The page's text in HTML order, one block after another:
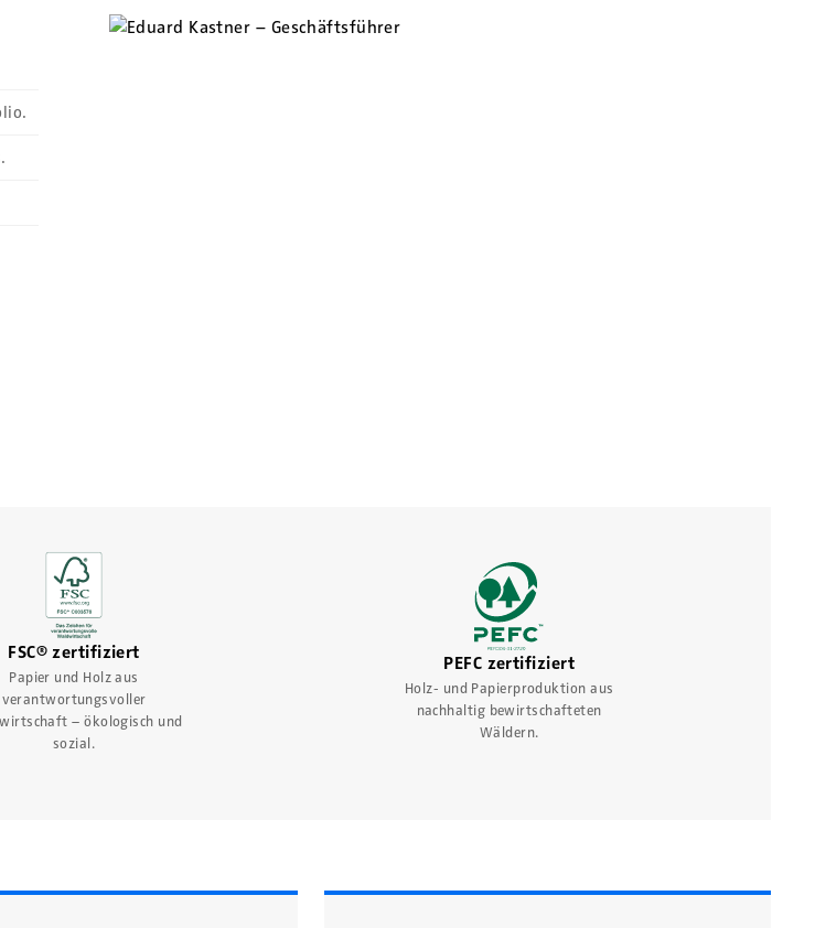
FSC® zertifiziert
Papier und Holz aus
verantwortungsvoller
– ökologisch und
sozial.
PEFC zertifiziert
Holz- und Papierproduktion aus
nachhaltig bewirtschafteten
Wäldern.